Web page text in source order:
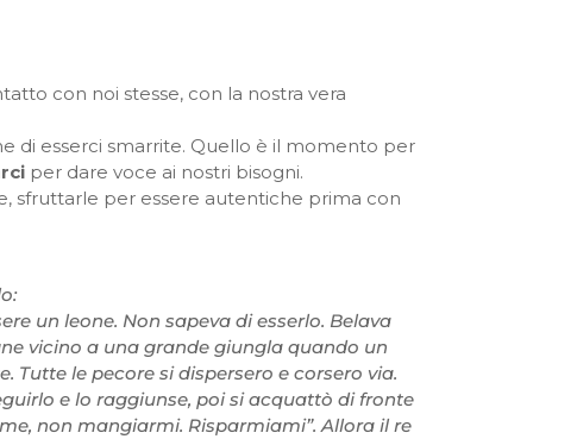
con noi stesse, con la nostra vera
di esserci smarrite. Quello è il momento per
per dare voce ai nostri bisogni.
sfruttarle per essere autentiche prima con
un leone. Non sapeva di esserlo. Belava
vicino a una grande giungla quando un
le pecore si dispersero e corsero via.
e lo raggiunse, poi si acquattò di fronte
non mangiarmi. Risparmiami”. Allora il re